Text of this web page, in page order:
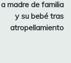
madre de familia
y su bebé tras
atropellamiento